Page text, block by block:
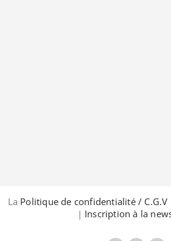
La Politique de confidentialité / C.G.V
| Inscription à la